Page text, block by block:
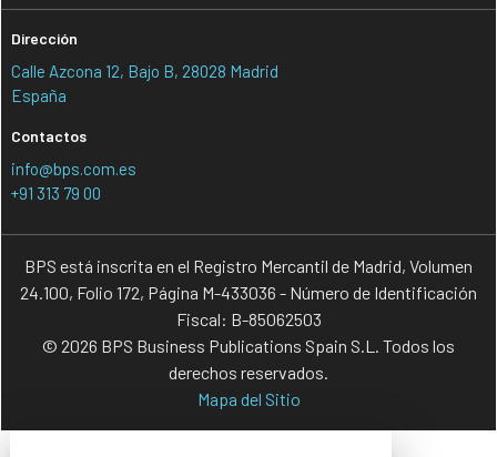
Dirección
Calle Azcona 12, Bajo B, 28028 Madrid
España
Contactos
info@bps.com.es
+91 313 79 00
BPS está inscrita en el Registro Mercantil de Madrid, Volumen
24.100, Folio 172, Página M-433036 - Número de Identificación
Fiscal: B-85062503
© 2026 BPS Business Publications Spain S.L. Todos los
derechos reservados.
Mapa del Sitio